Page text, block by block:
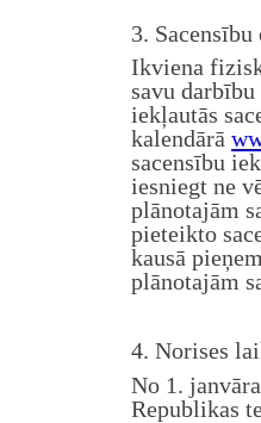
3.
Ikviena
savu
iekļautās
kalendārā
sacensību
iesniegt ne
plānotajām
pieteikto
kausā
plānotajām
4. Norises
No 1.
Republikas